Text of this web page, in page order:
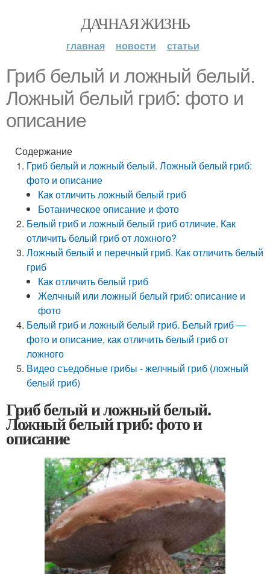
ДАЧНАЯ ЖИЗНЬ
главная новости статьи
Гриб белый и ложный белый.
Ложный белый гриб: фото и
описание
Содержание
Гриб белый и ложный белый. Ложный белый гриб:
фото и описание
Как отличить ложный белый гриб
Ботаническое описание и фото
Белый гриб и ложный белый гриб отличие. Как
отличить белый гриб от ложного?
Ложный белый и перечный гриб. Как отличить белый
гриб
Как отличить белый гриб
Желчный или ложный белый гриб: описание и
фото
Белый гриб и ложный белый гриб. Белый гриб —
фото и описание, как отличить белый гриб от
ложного
Видео съедобные грибы - желчный гриб (ложный
белый гриб)
Гриб белый и ложный белый.
Ложный белый гриб: фото и
описание